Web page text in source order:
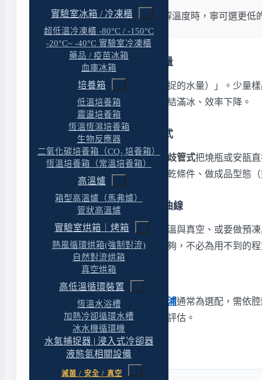
實驗室冰箱 / 冷凍櫃
超低溫冷凍櫃 -80°C / -150°C
-20°C~ -40°C 實驗室冷凍櫃
藥品 / 疫苗冰箱
血庫冰箱
培養箱
低溫培養箱
震盪培養箱
恆溫恆濕培養箱
生物反應器
二氧化碳培養箱（CO₂ 培養箱）
恆溫培養箱（常溫培養箱）
高溫爐
箱型高溫爐（馬弗爐）
管狀高溫爐
實驗室烘箱｜烤箱
熱風循環烘箱(強制對流)
自然對流烘箱
真空烘箱
高低溫循環裝置
恆溫水浴槽
加熱冷卻循環水槽
冰水機循環機
水氣捕捉器 | 浸入式冷卻器
液態氮相關設備
滅菌 / 安全 / 真空
選購建議：不確定樣品崩解溫度時，寧可選更低
第二步：一次要處理多少量
處理量看「除濕量（一回能捕捉的水量）」。少量
量並留緩衝，避免冷凝槽提早結滿冰、效率下降。
第三步：歧管式還是層架式
乾燥型式決定能不能控製程。 歧管式把燒瓶或安瓿
乾燥的曲線，適合需要重現凍乾條件、做成品型態
第四步：要不要程式凍乾曲線
如果製程需要重現、要記錄盤溫與真空、或要做預
曲線的話，歧管式冷凝機就足夠，不必為用不到的
第五步：真空與冷凝配套
凍乾靠真空維持昇華， 真空幫浦通常為選配，需依
冰量，建議依樣品與機型一併評估。